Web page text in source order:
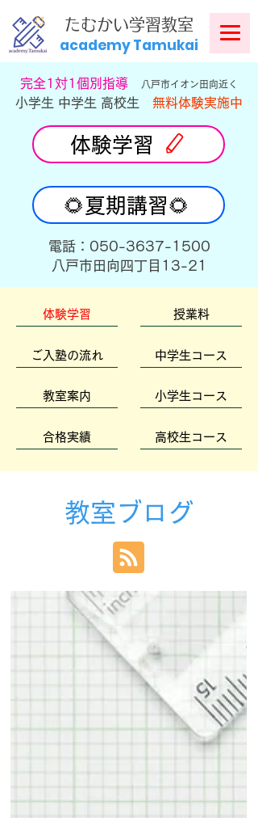
​たむかい学習教室
academy Tamukai
​完全1対1個別指導 八戸市イオン田向近く
小学生 中学生 高校生 無料体験実施中
体験学習
🌻夏期講習🌻
​電話：050-3637-1500
​八戸市田向四丁目13-21
体験学習
ご入塾の流れ
教室案内
合格実績
授業料
中学生コース
小学生コース
高校生コース
教室ブログ